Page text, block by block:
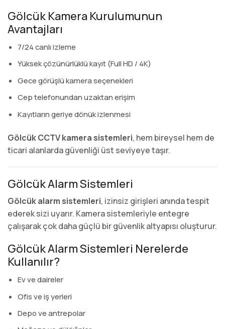
Gölcük Kamera Kurulumunun
Avantajları
7/24 canlı izleme
Yüksek çözünürlüklü kayıt (Full HD / 4K)
Gece görüşlü kamera seçenekleri
Cep telefonundan uzaktan erişim
Kayıtların geriye dönük izlenmesi
Gölcük CCTV kamera sistemleri, hem bireysel hem de
ticari alanlarda güvenliği üst seviyeye taşır.
Gölcük Alarm Sistemleri
Gölcük alarm sistemleri, izinsiz girişleri anında tespit
ederek sizi uyarır. Kamera sistemleriyle entegre
çalışarak çok daha güçlü bir güvenlik altyapısı oluşturur.
Gölcük Alarm Sistemleri Nerelerde
Kullanılır?
Ev ve daireler
Ofis ve iş yerleri
Depo ve antrepolar